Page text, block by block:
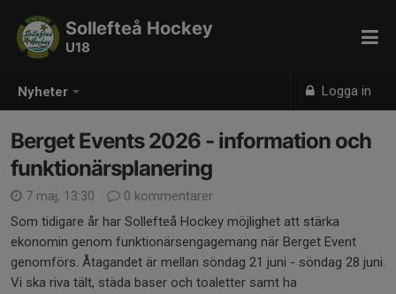
Nyheter Logga in
Sollefteå Hockey
U18
Berget Events 2026 - information och
funktionärsplanering
7 maj, 13:30
0 kommentarer
Som tidigare år har Sollefteå Hockey möjlighet att stärka
ekonomin genom funktionärsengagemang när Berget Event
genomförs. Åtagandet är mellan söndag 21 juni - söndag 28 juni.
Vi ska riva tält, städa baser och toaletter samt ha